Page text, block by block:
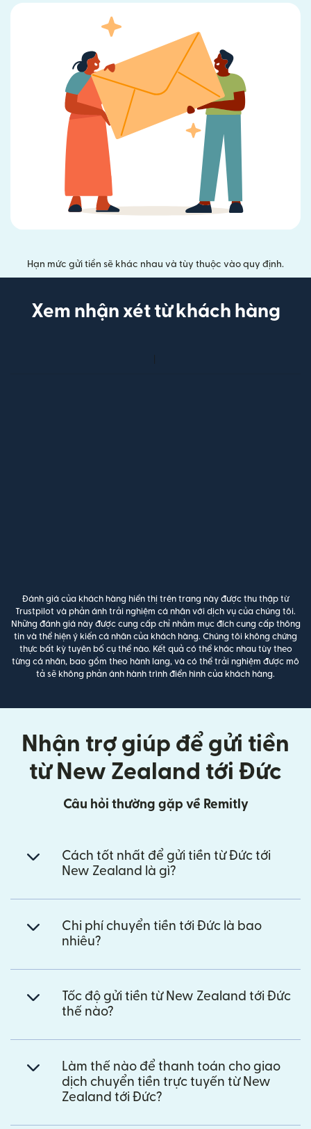
Hạn mức gửi tiền sẽ khác nhau và tùy thuộc vào quy định.
Xem nhận xét từ khách hàng
Đánh giá của khách hàng hiển thị trên trang này được thu thập từ
Trustpilot và phản ánh trải nghiệm cá nhân với dịch vụ của chúng tôi.
Những đánh giá này được cung cấp chỉ nhằm mục đích cung cấp thông
tin và thể hiện ý kiến cá nhân của khách hàng. Chúng tôi không chứng
thực bất kỳ tuyên bố cụ thể nào. Kết quả có thể khác nhau tùy theo
từng cá nhân, bao gồm theo hành lang, và có thể trải nghiệm được mô
tả sẽ không phản ánh hành trình điển hình của khách hàng.
Nhận trợ giúp để gửi tiền
từ New Zealand tới Đức
Câu hỏi thường gặp về Remitly
Cách tốt nhất để gửi tiền từ Đức tới
New Zealand là gì?
Chi phí chuyển tiền tới Đức là bao
nhiêu?
Tốc độ gửi tiền từ New Zealand tới Đức
thế nào?
Làm thế nào để thanh toán cho giao
dịch chuyển tiền trực tuyến từ New
Zealand tới Đức?